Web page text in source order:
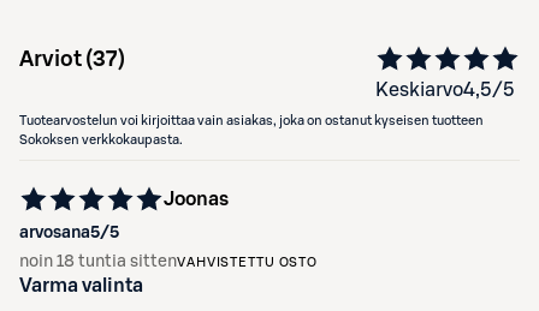
Arviot (37)
Keskiarvo4,5/5
Tuotearvostelun voi kirjoittaa vain asiakas, joka on ostanut kyseisen tuotteen
Sokoksen verkkokaupasta.
arvosana5/5
Joonas
noin 18 tuntia sittenVAHVISTETTU OSTO
Varma valinta